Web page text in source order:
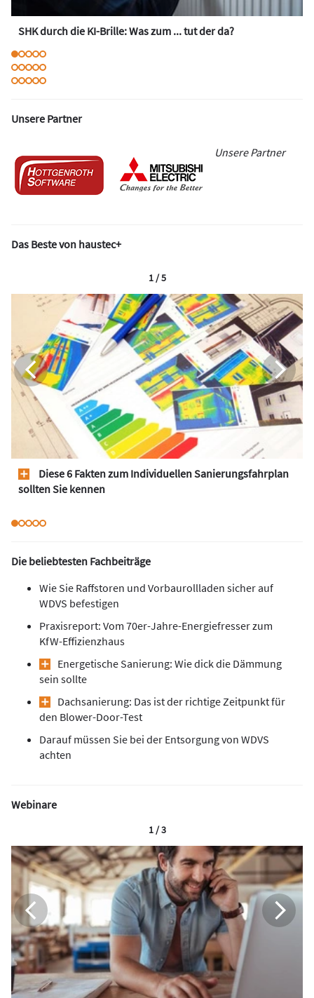
SHK durch die KI-Brille: Was zum ... tut der da?
Unsere Partner
Unsere Partner
Das Beste von haustec+
Diese 6 Fakten zum Individuellen Sanierungsfahrplan
sollten Sie kennen
1 / 5
Die beliebtesten Fachbeiträge
Wie Sie Raffstoren und Vorbaurollladen sicher auf
WDVS befestigen
Praxisreport: Vom 70er-Jahre-Energiefresser zum
KfW-Effizienzhaus
Energetische Sanierung: Wie dick die Dämmung
sein sollte
Dachsanierung: Das ist der richtige Zeitpunkt für
den Blower-Door-Test
Darauf müssen Sie bei der Entsorgung von WDVS
achten
Webinare
1 / 3